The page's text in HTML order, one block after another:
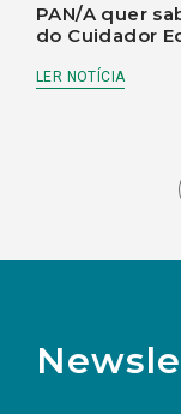
PAN/A quer
do Cuidador
LER NOTÍCIA